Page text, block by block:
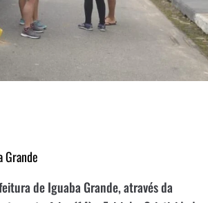
Grande
de Iguaba Grande, através da